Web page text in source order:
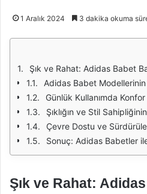
1 Aralık 2024 3 dakika okuma
Şık ve Rahat: Adidas Babet
Adidas Babet
Günlük Kullanımda Konfor
Şıklığın ve Stil
Çevre Dostu ve
Sonuç: Adidas Babetler ile
Şık ve Rahat: